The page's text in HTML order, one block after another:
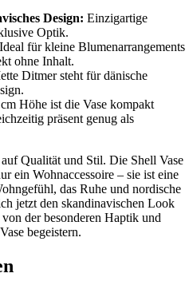
Design: Einzigartige
Optik.
Ideal für kleine Blumenarrangements
ohne Inhalt.
Ditmer steht für dänische
Höhe ist die Vase kompakt
präsent genug als
auf Qualität und Stil. Die Shell Vase
ein Wohnaccessoire – sie ist eine
das Ruhe und nordische
jetzt den skandinavischen Look
der besonderen Haptik und
begeistern.